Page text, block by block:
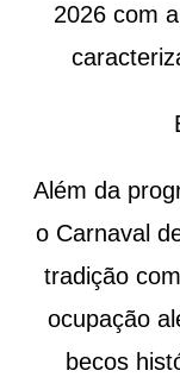
2026 com
Além da
o Carnaval
tradição
ocupação
becos